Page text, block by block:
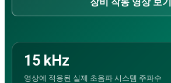
검색:
15 kHz
영상에 적용된 실제 초음파 시스템 주파수